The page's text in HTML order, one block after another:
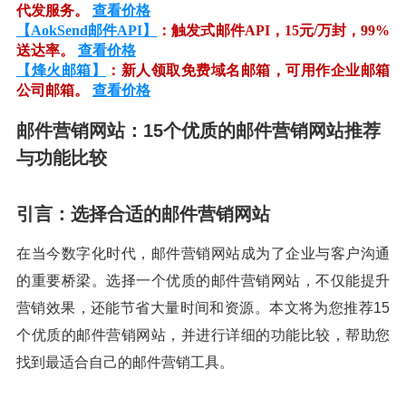
代发服务。 查看价格
【AokSend邮件API】
：触发式邮件API，15元/万封，99%
送达率。 查看价格
【烽火邮箱】
：新人领取免费域名邮箱，可用作企业邮箱
公司邮箱。 查看价格
邮件营销网站：15个优质的邮件营销网站推荐
与功能比较
引言：选择合适的邮件营销网站
在当今数字化时代，邮件营销网站成为了企业与客户沟通
的重要桥梁。选择一个优质的邮件营销网站，不仅能提升
营销效果，还能节省大量时间和资源。本文将为您推荐15
个优质的邮件营销网站，并进行详细的功能比较，帮助您
找到最适合自己的邮件营销工具。